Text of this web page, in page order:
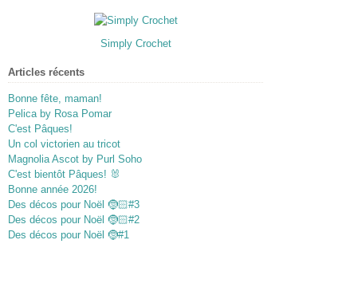
Simply Crochet
Articles récents
Bonne fête, maman!
Pelica by Rosa Pomar
C'est Pâques!
Un col victorien au tricot
Magnolia Ascot by Purl Soho
C'est bientôt Pâques! 🐰
Bonne année 2026!
Des décos pour Noël 🤶🏻#3
Des décos pour Noël 🤶🏻#2
Des décos pour Noël 🤶#1